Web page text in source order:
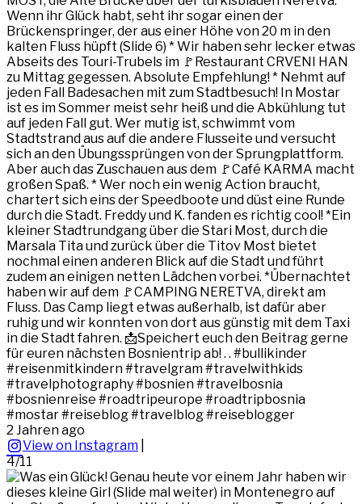
Wenn ihr Glück habt, seht ihr sogar einen der
Brückenspringer, der aus einer Höhe von 20 m in den
kalten Fluss hüpft (Slide 6) * Wir haben sehr lecker etwas
Abseits des Touri-Trubels im 🚩Restaurant CRVENI HAN
zu Mittag gegessen. Absolute Empfehlung! * Nehmt auf
jeden Fall Badesachen mit zum Stadtbesuch! In Mostar
ist es im Sommer meist sehr heiß und die Abkühlung tut
auf jeden Fall gut. Wer mutig ist, schwimmt vom
Stadtstrand aus auf die andere Flusseite und versucht
sich an den Übungssprüngen von der Sprungplattform.
Aber auch das Zuschauen aus dem 🚩Café KARMA macht
großen Spaß. * Wer noch ein wenig Action braucht,
chartert sich eins der Speedboote und düst eine Runde
durch die Stadt. Freddy und K. fanden es richtig cool! *Ein
kleiner Stadtrundgang über die Stari Most, durch die
Marsala Tita und zurück über die Titov Most bietet
nochmal einen anderen Blick auf die Stadt und führt
zudem an einigen netten Lädchen vorbei. *Übernachtet
haben wir auf dem 🚩CAMPING NERETVA, direkt am
Fluss. Das Camp liegt etwas außerhalb, ist dafür aber
ruhig und wir konnten von dort aus günstig mit dem Taxi
in die Stadt fahren. 📩Speichert euch den Beitrag gerne
für euren nächsten Bosnientrip ab! . . #bullikinder
#reisenmitkindern #travelgram #travelwithkids
#travelphotography #bosnien #travelbosnia
#bosnienreise #roadtripeurope #roadtripbosnia
#mostar #reiseblog #travelblog #reiseblogger
2 Jahren ago
View on Instagram
4/11